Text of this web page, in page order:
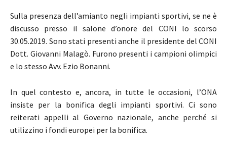
Sulla presenza dell’amianto negli impianti sportivi, se ne è
discusso presso il salone d’onore del CONI lo scorso
30.05.2019. Sono stati presenti anche il presidente del CONI
Dott. Giovanni Malagò. Furono presenti i campioni olimpici
e lo stesso Avv. Ezio Bonanni.
In quel contesto e, ancora, in tutte le occasioni, l’ONA
insiste per la bonifica degli impianti sportivi. Ci sono
reiterati appelli al Governo nazionale, anche perché si
utilizzino i fondi europei per la bonifica.